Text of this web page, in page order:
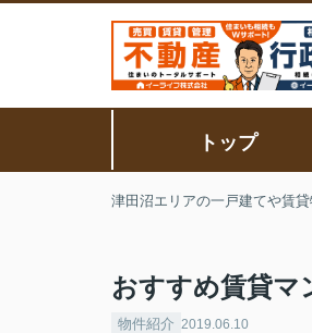
トップ
津田沼エリアの一戸建てや賃
おすすめ賃貸マ
物件紹介 2019.06.10